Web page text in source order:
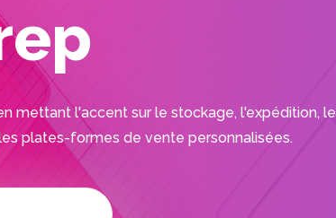
mettant l'accent sur le stockage, l'expédition, le
plates-formes de vente personnalisées.